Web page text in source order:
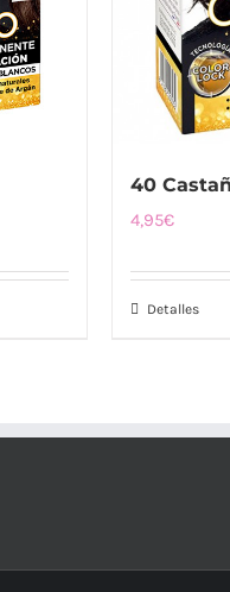
40
4,95€
Detalles